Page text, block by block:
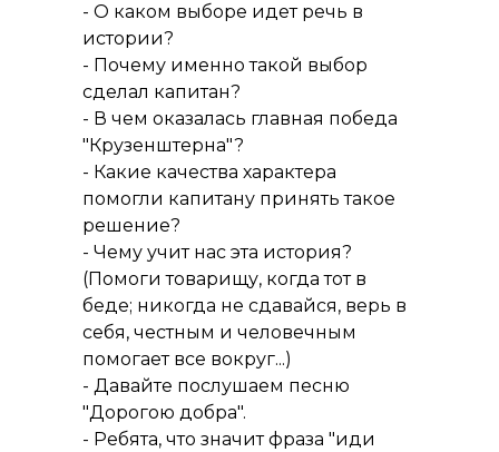
- О каком выборе идет речь в
истории?
- Почему именно такой выбор
сделал капитан?
- В чем оказалась главная победа
"Крузенштерна"?
- Какие качества характера
помогли капитану принять такое
решение?
- Чему учит нас эта история?
(Помоги товарищу, когда тот в
беде; никогда не сдавайся, верь в
себя, честным и человечным
помогает все вокруг...)
- Давайте послушаем песню
"Дорогою добра".
- Ребята, что значит фраза "иди